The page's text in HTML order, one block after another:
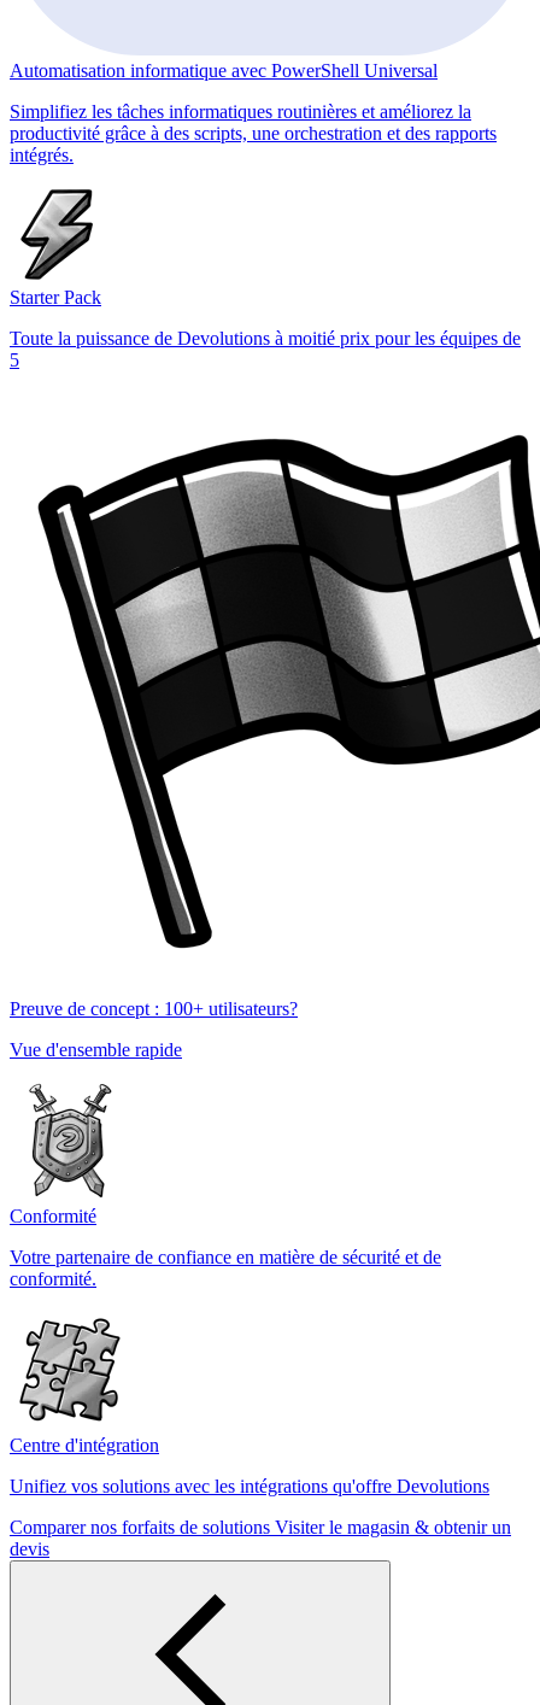
Automatisation informatique avec PowerShell Universal
Simplifiez les tâches informatiques routinières et améliorez la
productivité grâce à des scripts, une orchestration et des rapports
intégrés.
Starter Pack
Toute la puissance de Devolutions à moitié prix pour les équipes de
5
Preuve de concept : 100+ utilisateurs?
Vue d'ensemble rapide
Conformité
Votre partenaire de confiance en matière de sécurité et de
conformité.
Centre d'intégration
Unifiez vos solutions avec les intégrations qu'offre Devolutions
Comparer nos forfaits de solutions Visiter le magasin & obtenir un
devis